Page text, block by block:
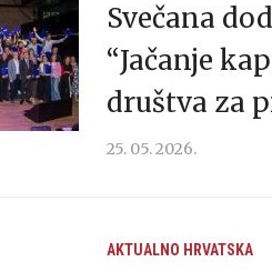
Svečana
“Jačanje
društva za
25. 05. 2026.
AKTUALNO HRVATSKA